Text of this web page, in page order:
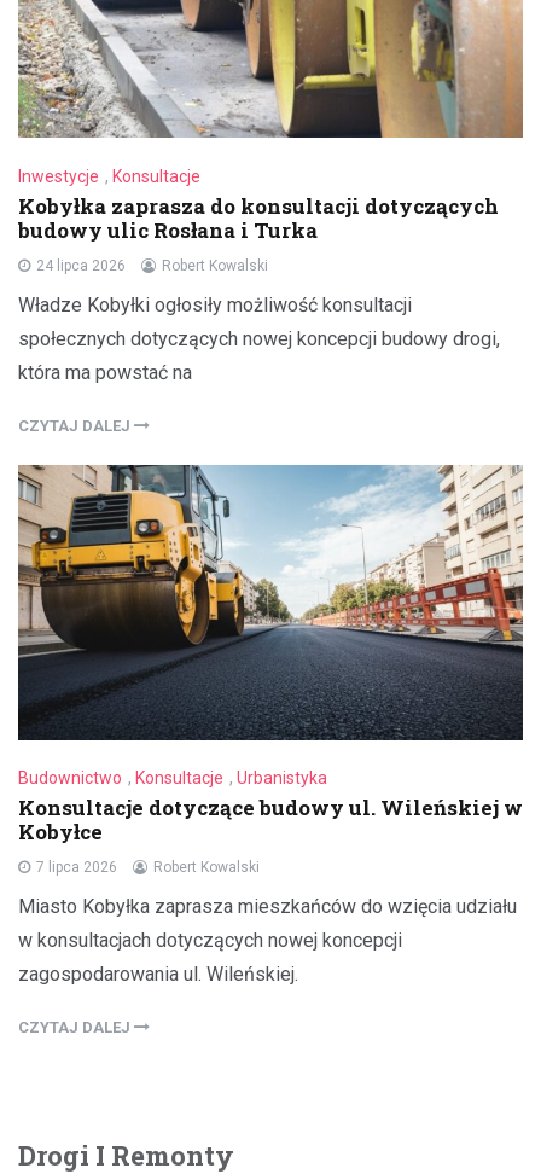
Inwestycje , Konsultacje
Kobyłka zaprasza do konsultacji dotyczących
budowy ulic Rosłana i Turka
24 lipca 2026 Robert Kowalski
Władze Kobyłki ogłosiły możliwość konsultacji
społecznych dotyczących nowej koncepcji budowy drogi,
która ma powstać na
CZYTAJ DALEJ
Budownictwo , Konsultacje , Urbanistyka
Konsultacje dotyczące budowy ul. Wileńskiej w
Kobyłce
7 lipca 2026 Robert Kowalski
Miasto Kobyłka zaprasza mieszkańców do wzięcia udziału
w konsultacjach dotyczących nowej koncepcji
zagospodarowania ul. Wileńskiej.
CZYTAJ DALEJ
Drogi I Remonty